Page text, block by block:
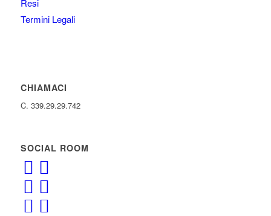
Resi
Termini Legali
CHIAMACI
C. 339.29.29.742
SOCIAL ROOM